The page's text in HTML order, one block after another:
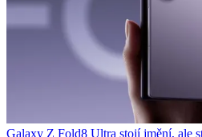
Galaxy Z Fold8 Ultra stojí jmění, ale